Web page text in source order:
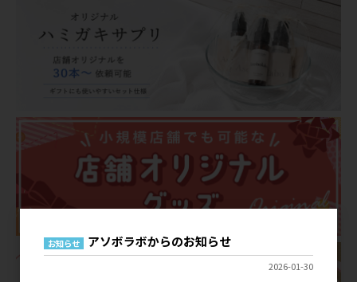
お知らせ アソボラボからのお知らせ
2026-01-30